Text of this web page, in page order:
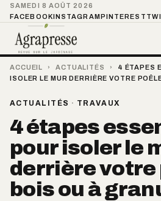
SAMEDI 8 AOÛT 2026
FACEBOOKINSTAGRAMPINTEREST
ACCUEIL › ACTUALITÉS ›
4 ÉTAPES
ISOLER LE MUR DERRIÈRE VOTRE
ACTUALITÉS · TRAVAUX
4 étapes
pour isoler le
derrière votre
bois ou à